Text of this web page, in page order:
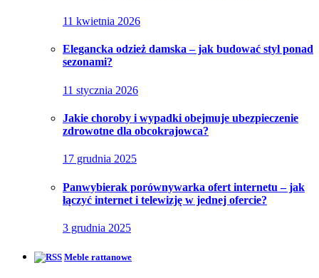
11 kwietnia 2026
Elegancka odzież damska – jak budować styl ponad
sezonami?
11 stycznia 2026
Jakie choroby i wypadki obejmuje ubezpieczenie
zdrowotne dla obcokrajowca?
17 grudnia 2025
Panwybierak porównywarka ofert internetu – jak
łączyć internet i telewizję w jednej ofercie?
3 grudnia 2025
Meble rattanowe